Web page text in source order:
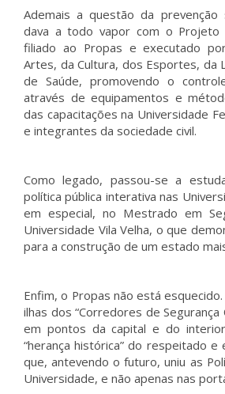
Ademais a questão da
dava a todo vapor com o Projeto
filiado ao Propas e executado
Artes, da Cultura, dos Esportes, da
de Saúde, promovendo o
através de equipamentos e
das capacitações na Universidade
e integrantes da sociedade civil.
Como legado, passou-se a
política pública interativa nas
em especial, no Mestrado em
Universidade Vila Velha, o que
para a construção de um estado
Enfim, o Propas não está
ilhas dos “Corredores de Segurança
em pontos da capital e do
“herança histórica” do respeitado
que, antevendo o futuro, uniu as
Universidade, e não apenas nas